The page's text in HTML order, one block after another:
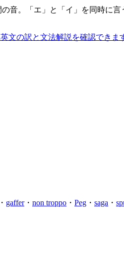
音。「エ」と「イ」を同時に言
英文の訳と文法解説を確認できま
・ gaffer・ non troppo ・ Peg ・ saga ・